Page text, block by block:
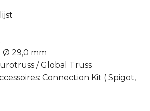
Ø 29,0 mm
/ Global Truss
Connection Kit ( Spigot,